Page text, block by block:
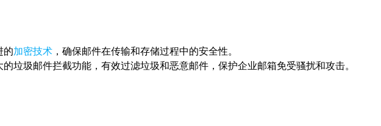
的加密技术 ，确保邮件在传输和存储过程中的安全性。
的垃圾邮件拦截功能，有效过滤垃圾和恶意邮件，保护企业邮箱免受骚扰和攻击。